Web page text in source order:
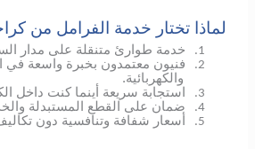
لماذا تختار خدمة الفرامل من
1. خدمة طوارئ متنقلة على مدار
2.
فنيون معتمدون بخبرة واسعة في
والكهربائية.
3. استجابة سريعة أينما كنت داخل
4. ضمان على القطع المستبدلة
5. أسعار شفافة وتنافسية دون